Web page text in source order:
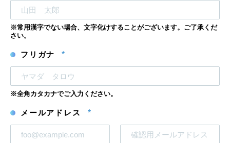
※常用漢字でない場合、文字化けすることがございます。ご了承くだ
さい。
フリガナ *
※全角カタカナでご入力ください。
メールアドレス *